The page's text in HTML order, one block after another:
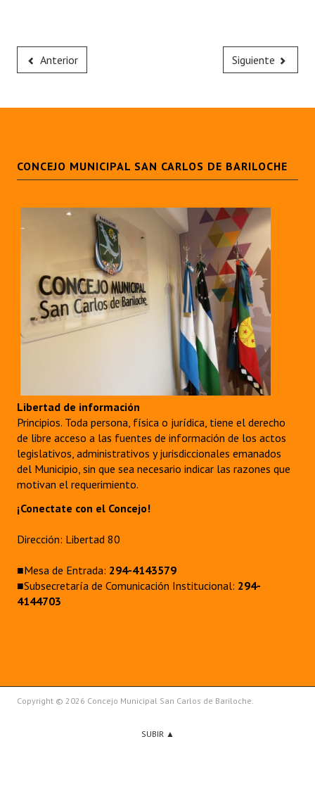
Anterior Siguiente
CONCEJO MUNICIPAL SAN CARLOS DE BARILOCHE
Libertad de información
Principios. Toda persona, física o jurídica, tiene el derecho
de libre acceso a las fuentes de información de los actos
legislativos, administrativos y jurisdiccionales emanados
del Municipio, sin que sea necesario indicar las razones que
motivan el requerimiento.
¡Conectate con el Concejo!
Dirección: Libertad 80
■Mesa de Entrada: 294-4143579
■Subsecretaría de Comunicación Institucional: 294-
4144703
Copyright © 2026 Concejo Municipal San Carlos de Bariloche.
SUBIR ▲